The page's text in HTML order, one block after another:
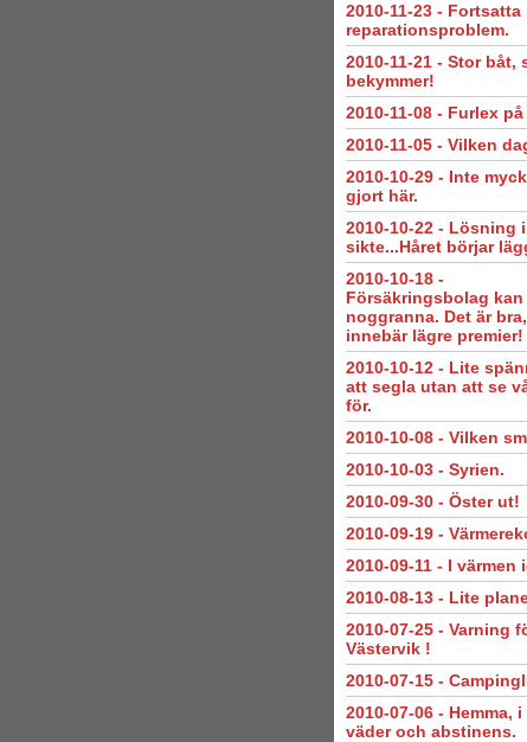
2010-11-23 - Fortsatta
reparationsproblem.
2010-11-21 - Stor båt,
bekymmer!
2010-11-08 - Furlex
2010-11-05 - Vilken
2010-10-29 - Inte
gjort här.
2010-10-22 - Lösning i
sikte...Håret börjar
2010-10-18 -
Försäkringsbolag kan
noggranna. Det är
innebär lägre premier!
2010-10-12 - Lite
att segla utan att se
för.
2010-10-08 - Vilken
2010-10-03 - Syrien.
2010-09-30 - Öster ut!
2010-09-19 -
2010-09-11 - I värmen
2010-08-13 - Lite
2010-07-25 - Varning
Västervik !
2010-07-15 -
2010-07-06 - Hemma,
väder och abstinens.